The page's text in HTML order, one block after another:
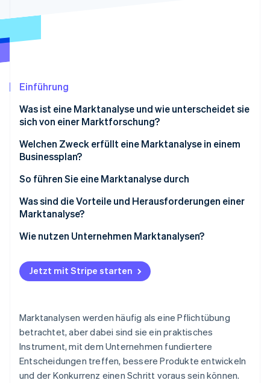
Identity
Online-Identitätsprüfung
Erfahren Sie, wie Stripe Lösungen für
Jetzt ansehen
Einführung
Was ist eine Marktanalyse und wie unterscheidet sie
sich von einer Marktforschung?
Welchen Zweck erfüllt eine Marktanalyse in einem
Businessplan?
Größe und Form Ihrer Chance bewerten
Ihren potenziellen Kundenstamm definieren
Ihre Konkurrenz identifizieren
Potenzielle Herausforderungen und Risiken
detailliert beschreiben
So führen Sie eine Marktanalyse durch
Der Ausgangspunkt ist die Branche
Die Wettbewerbslandschaft abbilden
Offene Fragen und Chancen erkennen
Prognose Ihres Marktanteils
Was sind die Vorteile und Herausforderungen einer
Marktanalyse?
Vorteile
Herausforderungen
Wie nutzen Unternehmen Marktanalysen?
Produktentwicklung
Erschließung neuer Märkte
Dem Wandel immer einen Schritt voraus sein
Interne Entscheidungen
Jetzt mit Stripe starten
Marktanalysen werden häufig als eine Pflichtübung
betrachtet, aber dabei sind sie ein praktisches
Instrument, mit dem Unternehmen fundiertere
Entscheidungen treffen, bessere Produkte entwickeln
und der Konkurrenz einen Schritt voraus sein können.